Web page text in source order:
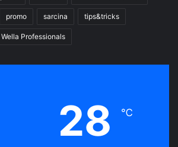
promo sarcina tips&tricks
Wella Professionals
28 ℃